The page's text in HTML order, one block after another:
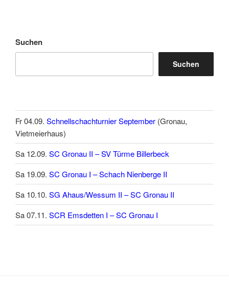
Suchen
Suchen
Fr 04.09. Schnellschachturnier September (Gronau,
Vietmeierhaus)
Sa 12.09. SC Gronau II – SV Türme Billerbeck
Sa 19.09. SC Gronau I – Schach Nienberge II
Sa 10.10. SG Ahaus/Wessum II – SC Gronau II
Sa 07.11. SCR Emsdetten I – SC Gronau I